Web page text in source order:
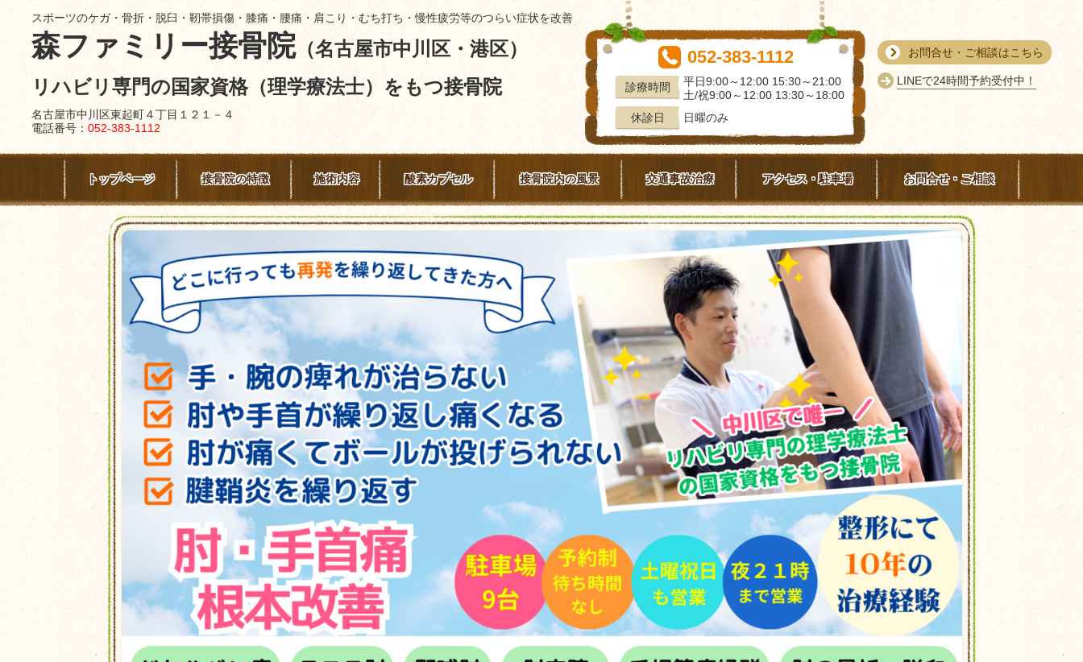
スポーツのケガ・骨折・脱臼・靭帯損傷・膝痛・腰痛・肩こり・むち打ち・慢性疲労等のつらい症状を改善
森ファミリー接骨院（名古屋市中川区・港区）
リハビリ専門の国家資格（理学療法士）をもつ接骨院
名古屋市中川区東起町４丁目１２１－４
電話番号： 052-383-1112
052-383-1112
診療時間
平日9:00～12:00 15:30～21:00
土/祝9:00～12:00 13:30～18:00
休診日
日曜のみ
お問合せ・ご相談はこちら
LINEで24時間予約受付中！
トップページ 接骨院の特徴 施術内容 酸素カプセル 接骨院内の風景 交通事故治療 アクセス・駐車場 お問合せ・ご相談